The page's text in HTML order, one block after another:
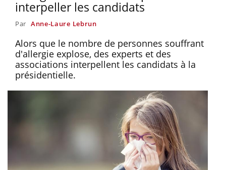
interpeller les candidats
Par Anne-Laure Lebrun
Alors que le nombre de personnes souffrant
d'allergie explose, des experts et des
associations interpellent les candidats à la
présidentielle.